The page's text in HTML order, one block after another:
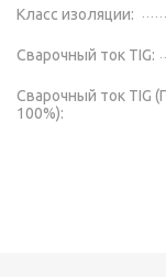
Класс изоляции:
Сварочный ток TIG:
Сварочный ток TIG
100%):